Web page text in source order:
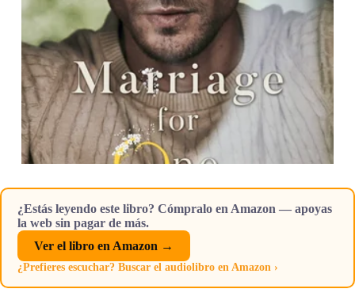
¿Estás leyendo este libro? Cómpralo en Amazon — apoyas
la web sin pagar de más.
Ver el libro en Amazon →
¿Prefieres escuchar? Buscar el audiolibro en Amazon ›